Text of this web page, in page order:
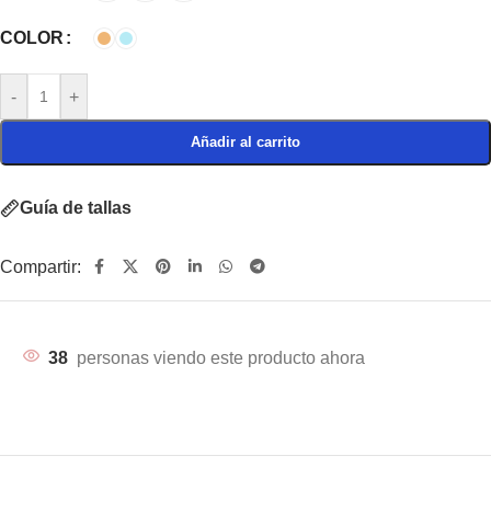
COLOR
- +
Añadir al carrito
Guía de tallas
Compartir:
38 personas viendo este producto ahora